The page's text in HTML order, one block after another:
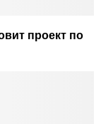
проект по